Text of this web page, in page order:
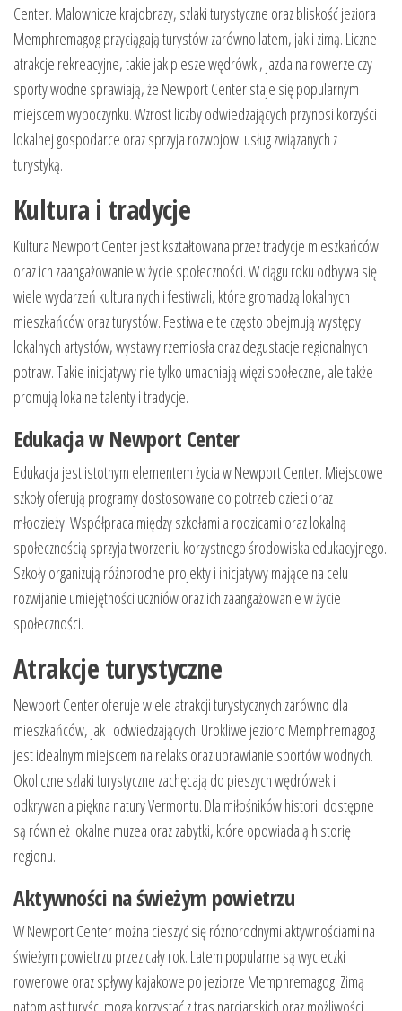
Center. Malownicze krajobrazy, szlaki turystyczne oraz bliskość jeziora
Memphremagog przyciągają turystów zarówno latem, jak i zimą. Liczne
atrakcje rekreacyjne, takie jak piesze wędrówki, jazda na rowerze czy
sporty wodne sprawiają, że Newport Center staje się popularnym
miejscem wypoczynku. Wzrost liczby odwiedzających przynosi korzyści
lokalnej gospodarce oraz sprzyja rozwojowi usług związanych z
turystyką.
Kultura i tradycje
Kultura Newport Center jest kształtowana przez tradycje mieszkańców
oraz ich zaangażowanie w życie społeczności. W ciągu roku odbywa się
wiele wydarzeń kulturalnych i festiwali, które gromadzą lokalnych
mieszkańców oraz turystów. Festiwale te często obejmują występy
lokalnych artystów, wystawy rzemiosła oraz degustacje regionalnych
potraw. Takie inicjatywy nie tylko umacniają więzi społeczne, ale także
promują lokalne talenty i tradycje.
Edukacja w Newport Center
Edukacja jest istotnym elementem życia w Newport Center. Miejscowe
szkoły oferują programy dostosowane do potrzeb dzieci oraz
młodzieży. Współpraca między szkołami a rodzicami oraz lokalną
społecznością sprzyja tworzeniu korzystnego środowiska edukacyjnego.
Szkoły organizują różnorodne projekty i inicjatywy mające na celu
rozwijanie umiejętności uczniów oraz ich zaangażowanie w życie
społeczności.
Atrakcje turystyczne
Newport Center oferuje wiele atrakcji turystycznych zarówno dla
mieszkańców, jak i odwiedzających. Urokliwe jezioro Memphremagog
jest idealnym miejscem na relaks oraz uprawianie sportów wodnych.
Okoliczne szlaki turystyczne zachęcają do pieszych wędrówek i
odkrywania piękna natury Vermontu. Dla miłośników historii dostępne
są również lokalne muzea oraz zabytki, które opowiadają historię
regionu.
Aktywności na świeżym powietrzu
W Newport Center można cieszyć się różnorodnymi aktywnościami na
świeżym powietrzu przez cały rok. Latem popularne są wycieczki
rowerowe oraz spływy kajakowe po jeziorze Memphremagog. Zimą
natomiast turyści mogą korzystać z tras narciarskich oraz możliwości